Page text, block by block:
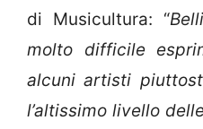
di Musicultura: “
molto difficile
alcuni artisti
l’altissimo livello